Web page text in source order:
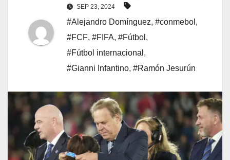
SEP 23, 2024
#Alejandro Domínguez, #conmebol ,
#FCF, #FIFA, #Fútbol ,
#Fútbol internacional ,
#Gianni Infantino, #Ramón Jesurún